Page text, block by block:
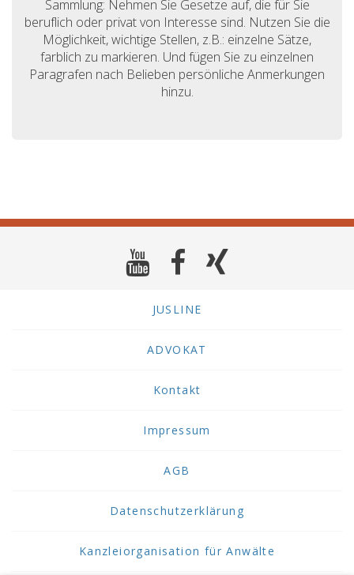
Sammlung: Nehmen Sie Gesetze auf, die für Sie
beruflich oder privat von Interesse sind. Nutzen Sie die
Möglichkeit, wichtige Stellen, z.B.: einzelne Sätze,
farblich zu markieren. Und fügen Sie zu einzelnen
Paragrafen nach Belieben persönliche Anmerkungen
hinzu.
JUSLINE
ADVOKAT
Kontakt
Impressum
AGB
Datenschutzerklärung
Kanzleiorganisation für Anwälte